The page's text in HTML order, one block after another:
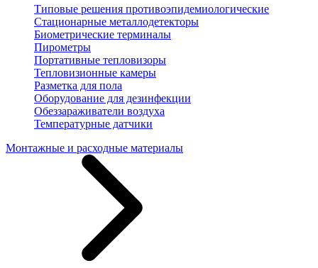
Типовые решения противоэпидемиологические
Стационарные металлодетекторы
Биометрические терминалы
Пирометры
Портативные тепловизоры
Тепловизионные камеры
Разметка для пола
Оборудование для дезинфекции
Обеззараживатели воздуха
Температурные датчики
Монтажные и расходные материалы